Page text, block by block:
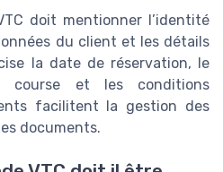
doit mentionner l’identité
du client et les détails
la date de réservation, le
et les conditions
facilitent la gestion des
documents.